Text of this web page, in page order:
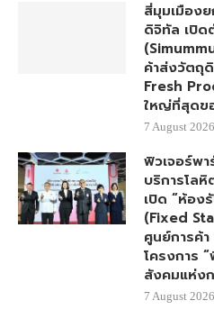
สี่มุมเมือง
ดิจิทัล เปิด
ค้าส่งวัตถุ
Fresh
ใหญ่ที่สุดข
7 August 2026
ฟิวเจอร์พ
บริการโล
เปิด “ห้อง
(Fixed
ศูนย์การค้
โครงการ
สังคมแห่ง
7 August 2026